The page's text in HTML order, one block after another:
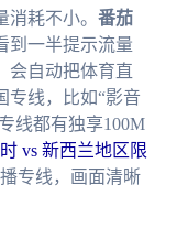
耗不小。 番茄
到一半提示流量
会自动把体育直
专线，比如“影音
线都有独享100M
vs 新西兰地区限
专线，画面清晰